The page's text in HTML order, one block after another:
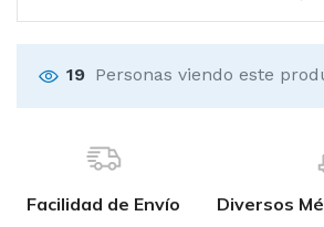
19 Personas viendo este
Facilidad de Envío Diversos